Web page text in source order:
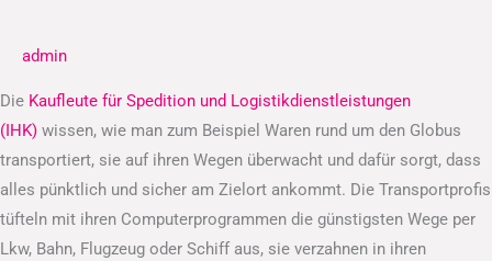
admin
Die Kaufleute für Spedition und Logistikdienstleistungen
(IHK) wissen, wie man zum Beispiel Waren rund um den Globus
transportiert, sie auf ihren Wegen überwacht und dafür sorgt, dass
alles pünktlich und sicher am Zielort ankommt. Die Transportprofis
tüfteln mit ihren Computerprogrammen die günstigsten Wege per
Lkw, Bahn, Flugzeug oder Schiff aus, sie verzahnen in ihren
Logistikdienstleistungen